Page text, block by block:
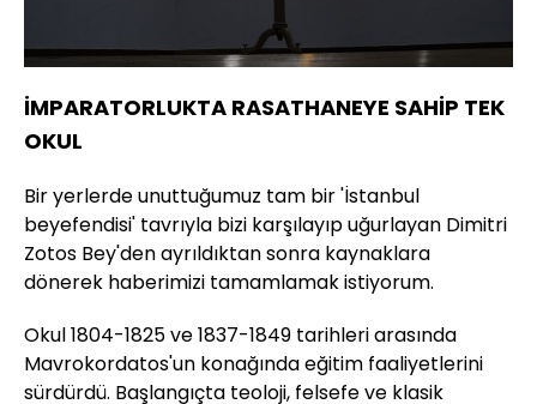
İMPARATORLUKTA RASATHANEYE SAHİP TEK
OKUL
Bir yerlerde unuttuğumuz tam bir 'İstanbul
beyefendisi' tavrıyla bizi karşılayıp uğurlayan Dimitri
Zotos Bey'den ayrıldıktan sonra kaynaklara
dönerek haberimizi tamamlamak istiyorum.
Okul 1804-1825 ve 1837-1849 tarihleri arasında
Mavrokordatos'un konağında eğitim faaliyetlerini
sürdürdü. Başlangıçta teoloji, felsefe ve klasik